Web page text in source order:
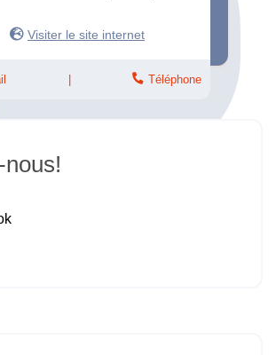
Visiter le site internet
Téléphone
-nous!